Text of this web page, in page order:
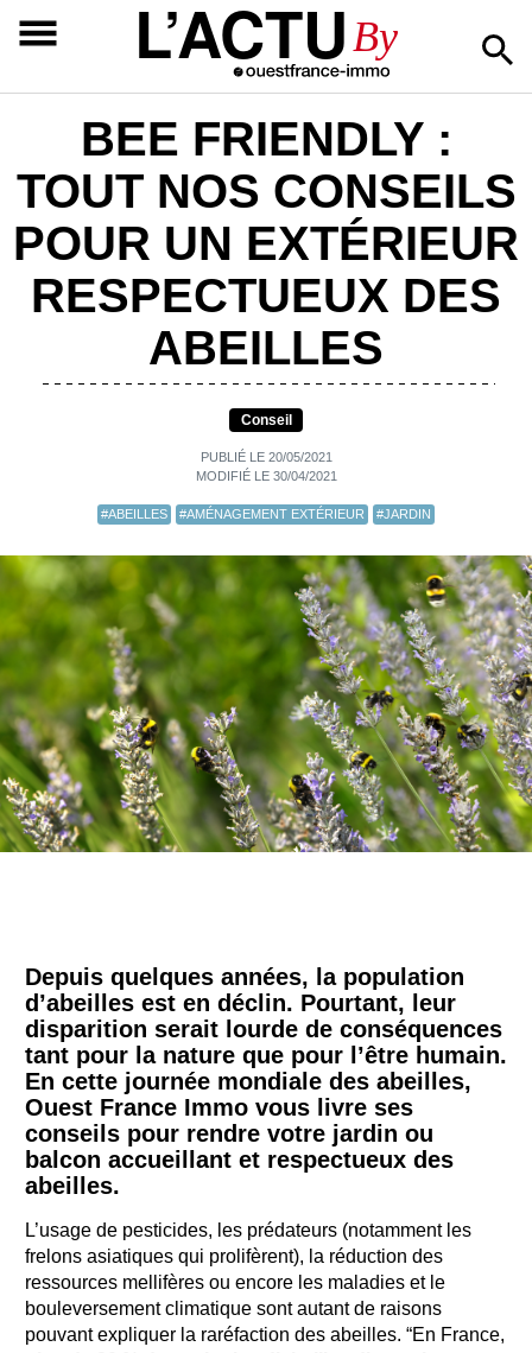
L’ACTUBy
BEE FRIENDLY :
TOUT NOS CONSEILS
POUR UN EXTÉRIEUR
RESPECTUEUX DES
ABEILLES
Conseil
PUBLIÉ LE 20/05/2021
MODIFIÉ LE 30/04/2021
#ABEILLES #AMÉNAGEMENT EXTÉRIEUR #JARDIN
Depuis quelques années, la population
d’abeilles est en déclin. Pourtant, leur
disparition serait lourde de conséquences
tant pour la nature que pour l’être humain.
En cette journée mondiale des abeilles,
Ouest France Immo vous livre ses
conseils pour rendre votre jardin ou
balcon accueillant et respectueux des
abeilles.
L’usage de pesticides, les prédateurs (notamment les
frelons asiatiques qui prolifèrent), la réduction des
ressources mellifères ou encore les maladies et le
bouleversement climatique sont autant de raisons
pouvant expliquer la raréfaction des abeilles. “En France,